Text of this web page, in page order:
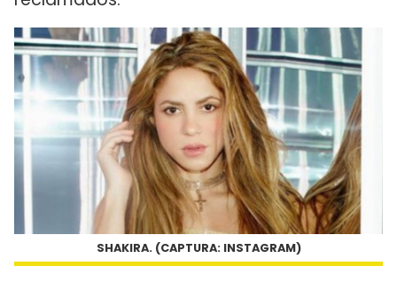
SHAKIRA. (CAPTURA: INSTAGRAM)